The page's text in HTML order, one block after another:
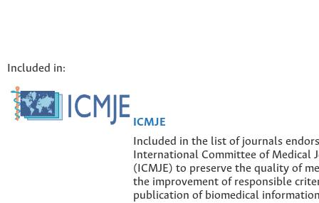
Included in:
ICMJE
Included in the list of journals
International Committee of Medical
(ICMJE) to preserve the quality of
the improvement of responsible
publication of biomedical